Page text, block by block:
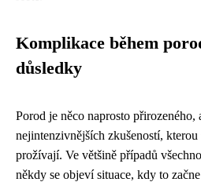
Komplikace během
důsledky
Porod je něco naprosto přirozeného,
nejintenzivnějších zkušeností,
prožívají. Ve většině případů
někdy se objeví situace, kdy to